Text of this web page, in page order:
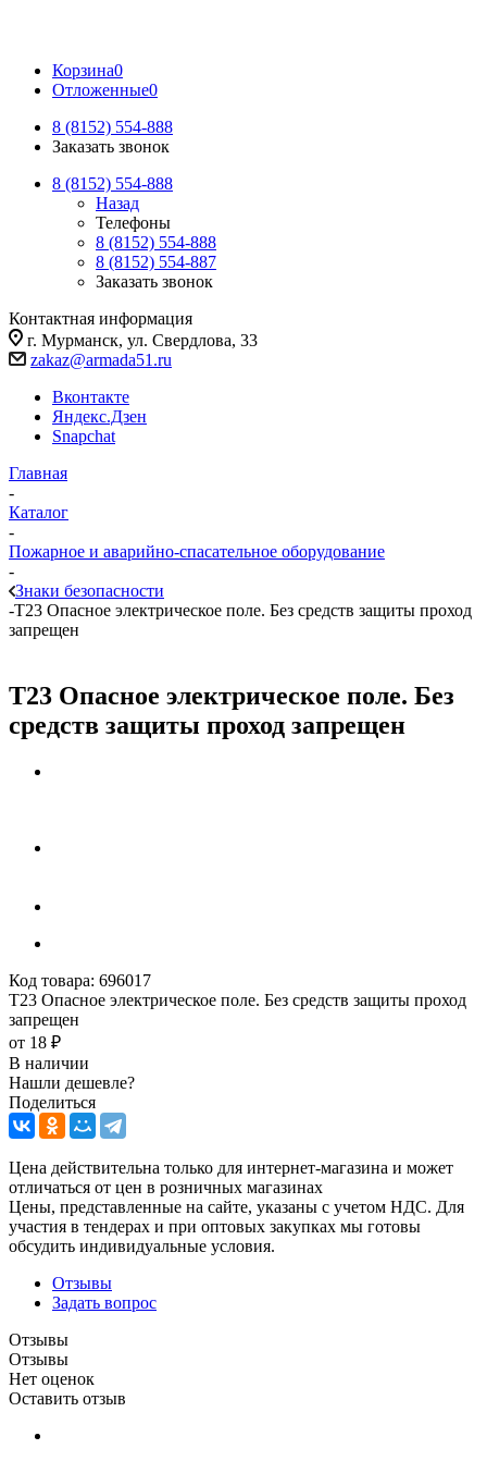
Корзина0
Отложенные0
8 (8152) 554-888
Заказать звонок
8 (8152) 554-888
Назад
Телефоны
8 (8152) 554-888
8 (8152) 554-887
Заказать звонок
Контактная информация
г. Мурманск, ул. Свердлова, 33
zakaz@armada51.ru
Вконтакте
Яндекс.Дзен
Snapchat
Главная
-
Каталог
-
Пожарное и аварийно-спасательное оборудование
-
Знаки безопасности
-T23 Опасное электрическое поле. Без средств защиты проход
запрещен
T23 Опасное электрическое поле. Без
средств защиты проход запрещен
Код товара: 696017
T23 Опасное электрическое поле. Без средств защиты проход
запрещен
от 18 ₽
В наличии
Нашли дешевле?
Поделиться
Цена действительна только для интернет-магазина и может
отличаться от цен в розничных магазинах
Цены, представленные на сайте, указаны с учетом НДС. Для
участия в тендерах и при оптовых закупках мы готовы
обсудить индивидуальные условия.
Отзывы
Задать вопрос
Отзывы
Отзывы
Нет оценок
Оставить отзыв